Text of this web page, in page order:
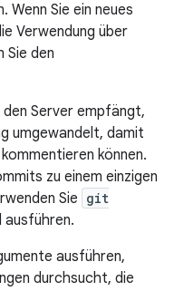
Wenn Sie ein neues
Verwendung über
Sie den
Server empfängt,
umgewandelt, damit
können.
zu einem einzigen
Sie git
ausführen.
ausführen,
durchsucht, die